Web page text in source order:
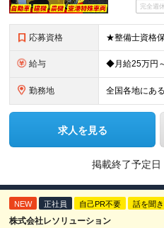
完全週
応募資格
給与
勤務地
求人を見る
掲載終了予定日
NEW 正社員 自己PR不要 話を聞
株式会社レソリューション